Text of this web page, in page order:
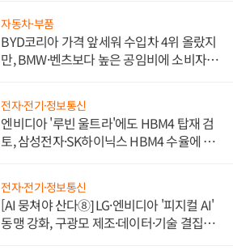
자동차·부품
BYD코리아 가격 앞세워 수입차 4위 올랐지
만, BMW·벤츠보다 높은 공임비에 소비자
전자·전기·정보통신
엔비디아 '루빈 울트라'에도 HBM4 탑재 검
토, 삼성전자·SK하이닉스 HBM4 수율에 주
전자·전기·정보통신
[AI 뭉쳐야 산다⑧] LG·엔비디아 '피지컬 AI'
동맹 강화, 구광모 제조·데이터·기술 결집